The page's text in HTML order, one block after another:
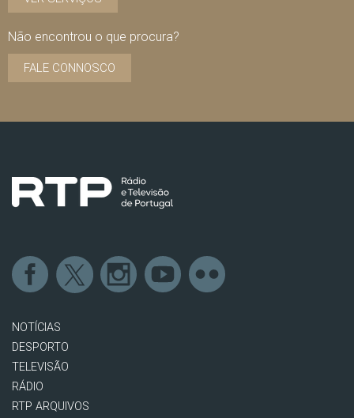
Não encontrou o que procura?
FALE CONNOSCO
NOTÍCIAS
DESPORTO
TELEVISÃO
RÁDIO
RTP ARQUIVOS